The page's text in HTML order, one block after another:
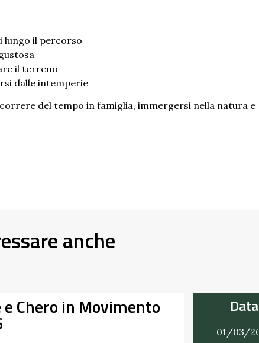
lungo il percorso
il terreno
dalle intemperie
del tempo in famiglia, immergersi nella natura e
anche
Alla Scoperta dei Profumi del
Giardino del Castello di